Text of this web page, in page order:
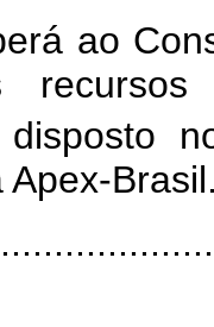
ao
disposto
Apex-